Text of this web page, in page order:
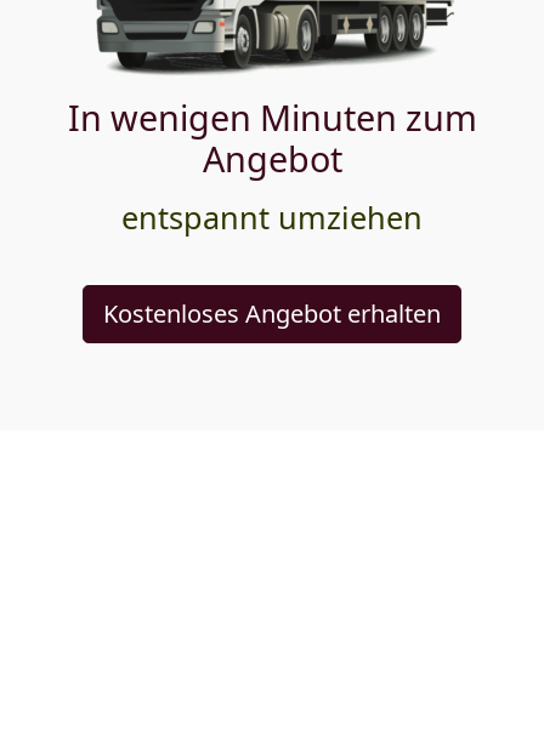
In wenigen Minuten zum
Angebot
entspannt umziehen
Kostenloses Angebot erhalten